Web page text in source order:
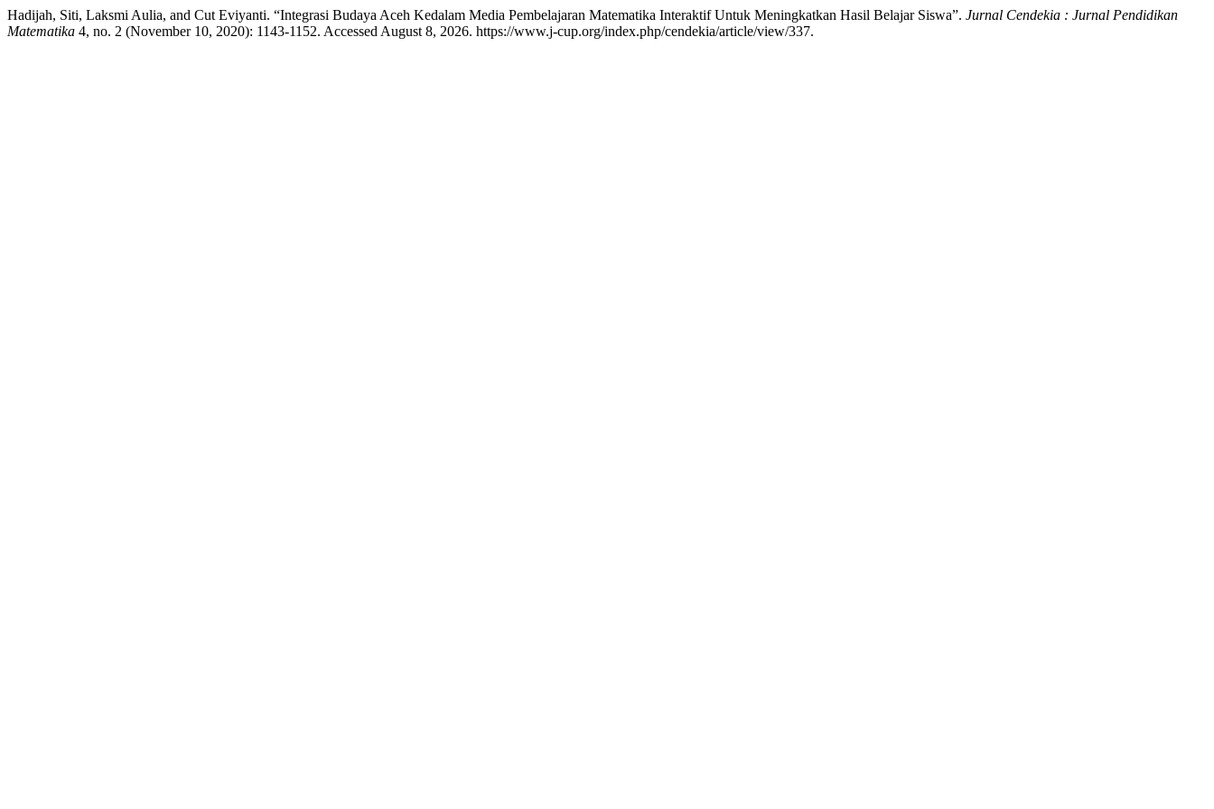
Hadijah, Siti, Laksmi Aulia, and Cut Eviyanti. “Integrasi Budaya Aceh Kedalam Media Pembelajaran Matematika Interaktif Untuk Meningkatkan Hasil Belajar Siswa”. Jurnal Cendekia : Jurnal Pendidikan
Matematika 4, no. 2 (November 10, 2020): 1143-1152. Accessed August 8, 2026. https://www.j-cup.org/index.php/cendekia/article/view/337.